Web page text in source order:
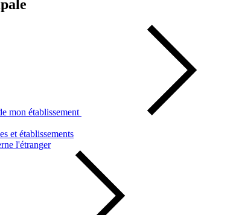
mon établissement
et établissements
l'étranger